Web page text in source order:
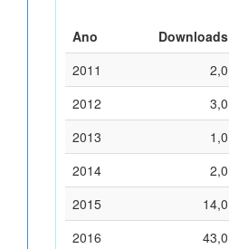
Ano Downloads
2011
2,0
2012
3,0
2013
1,0
2014
2,0
2015
14,0
2016
43,0